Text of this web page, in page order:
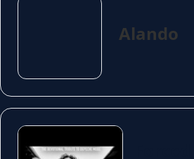
Alando